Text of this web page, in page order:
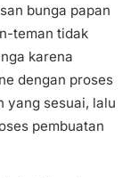
bunga papan
teman tidak
karena
dengan proses
yang sesuai, lalu
pembuatan